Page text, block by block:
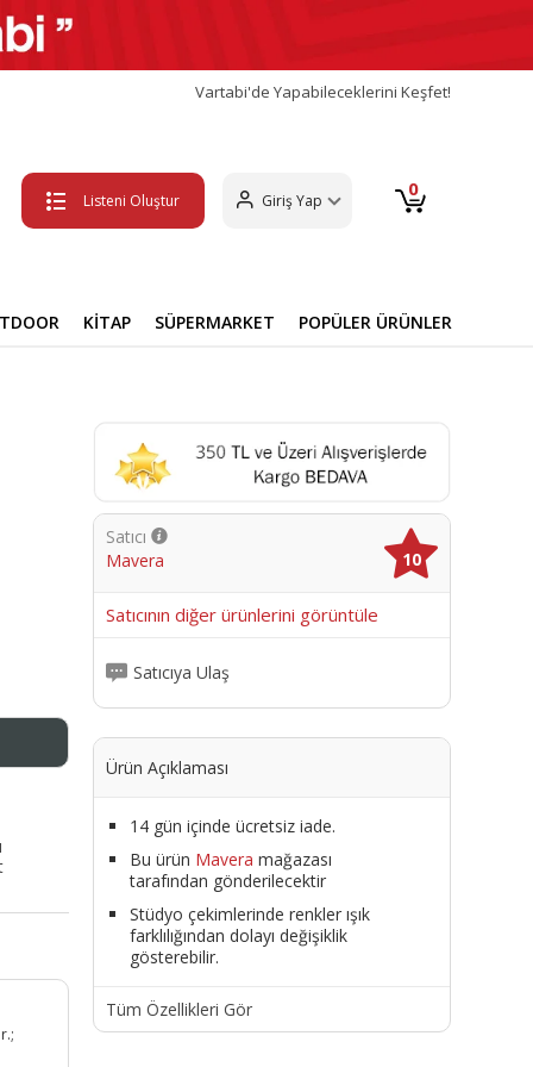
Vartabi'de Yapabileceklerini Keşfet!
Listeni Oluştur Giriş Yap 0
KİTAP SÜPERMARKET POPÜLER ÜRÜNLER
Satıcı
Mavera
10
Satıcının diğer ürünlerini görüntüle
Satıcıya Ulaş
Ürün Açıklaması
14 gün içinde ücretsiz iade.
Bu ürün Mavera mağazası
tarafından gönderilecektir
Stüdyo çekimlerinde renkler ışık
farklılığından dolayı değişiklik
gösterebilir.
Tüm Özellikleri Gör